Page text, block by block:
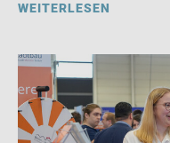
WEITERLESEN